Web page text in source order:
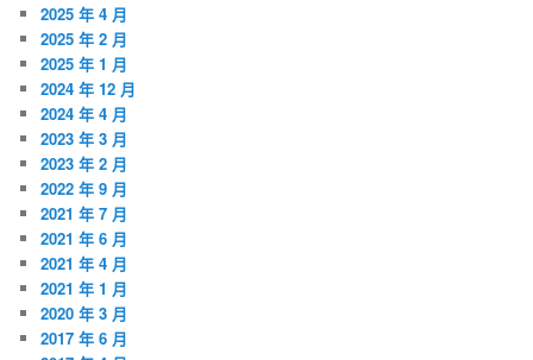
2025 年 4 月
2025 年 2 月
2025 年 1 月
2024 年 12 月
2024 年 4 月
2023 年 3 月
2023 年 2 月
2022 年 9 月
2021 年 7 月
2021 年 6 月
2021 年 4 月
2021 年 1 月
2020 年 3 月
2017 年 6 月